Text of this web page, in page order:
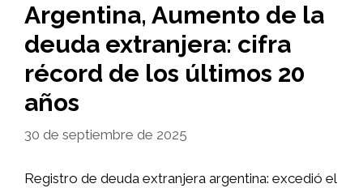
Argentina, Aumento de la
deuda extranjera: cifra
récord de los últimos 20
años
30 de septiembre de 2025
Registro de deuda extranjera argentina: excedió el